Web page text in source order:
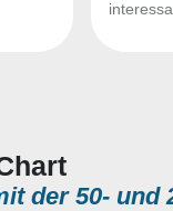
der 50- und